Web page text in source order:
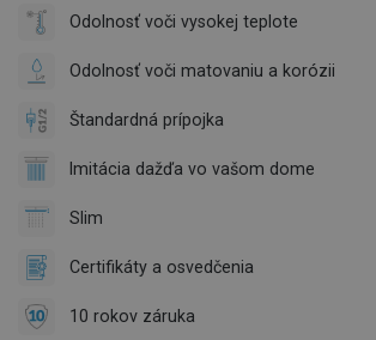
Odolnosť voči vysokej teplote
Odolnosť voči matovaniu a korózii
Štandardná prípojka
Imitácia dažďa vo vašom dome
Slim
Certifikáty a osvedčenia
10 rokov záruka